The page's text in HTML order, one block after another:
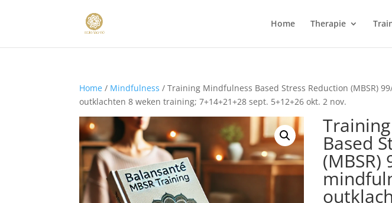
Home Therapie
Home / Mindfulness / Training Mindfulness Based Stress Reduction (MBSR)
outklachten 8 weken training; 7+14+21+28 sept. 5+12+26 okt. 2 nov.
Based
(MBSR)